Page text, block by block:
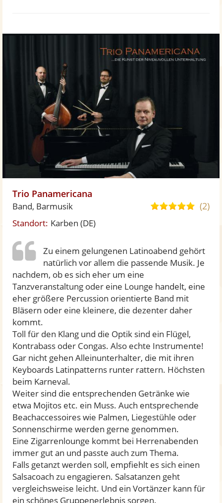
Trio Panamericana
5,0
(2)
Band, Barmusik
Standort: Karben (DE)
Zu einem gelungenen Latinoabend gehört
natürlich vor allem die passende Musik. Je
nachdem, ob es sich eher um eine
Tanzveranstaltung oder eine Lounge handelt, eine
eher größere Percussion orientierte Band mit
Bläsern oder eine kleinere, die dezenter daher
kommt.
Toll für den Klang und die Optik sind ein Flügel,
Kontrabass oder Congas. Also echte Instrumente!
Gar nicht gehen Alleinunterhalter, die mit ihren
Keyboards Latinpatterns runter rattern. Höchsten
beim Karneval.
Weiter sind die entsprechenden Getränke wie
etwa Mojitos etc. ein Muss. Auch entsprechende
Beachaccessoires wie Palmen, Liegestühle oder
Sonnenschirme werden gerne genommen.
Eine Zigarrenlounge kommt bei Herrenabenden
immer gut an und passte auch zum Thema.
Falls getanzt werden soll, empfiehlt es sich einen
Salsacoach zu engagieren. Salsatanzen geht
vergleichsweise leicht. Und ein Vortänzer kann für
ein schönes Gruppenerlebnis sorgen.